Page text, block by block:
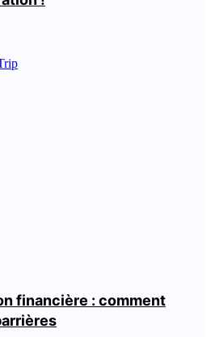
financière : comment